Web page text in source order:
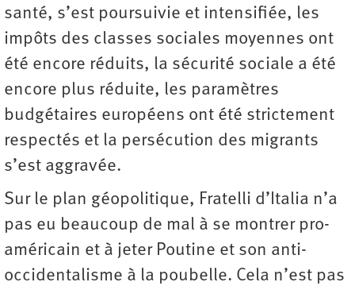
santé, s’est poursuivie et intensifiée, les
impôts des classes sociales moyennes ont
été encore réduits, la sécurité sociale a été
encore plus réduite, les paramètres
budgétaires européens ont été strictement
respectés et la persécution des migrants
s’est aggravée.
Sur le plan géopolitique, Fratelli d’Italia n’a
pas eu beaucoup de mal à se montrer pro-
américain et à jeter Poutine et son anti-
occidentalisme à la poubelle. Cela n’est pas